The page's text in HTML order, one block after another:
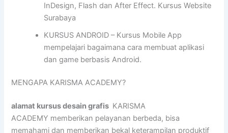
InDesign, Flash dan After Effect. Kursus Website
Surabaya
KURSUS ANDROID – Kursus Mobile App
mempelajari bagaimana cara membuat aplikasi
dan game berbasis Android.
MENGAPA KARISMA ACADEMY?
alamat kursus desain grafis KARISMA
ACADEMY memberikan pelayanan berbeda, bisa
memahami dan memberikan bekal keterampilan produktif